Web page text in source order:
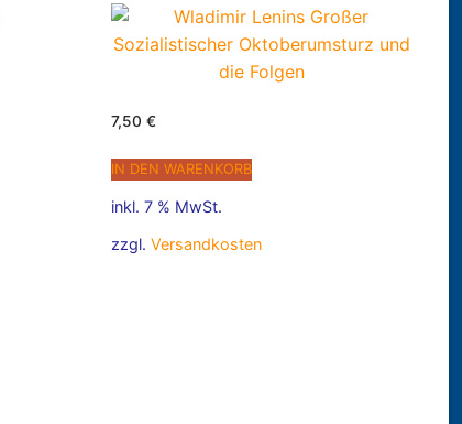
7,50 €
IN DEN WARENKORB
inkl. 7 % MwSt.
zzgl. Versandkosten